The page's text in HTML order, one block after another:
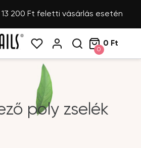
13 200 Ft feletti vásárlás esetén
0
0 Ft
poly zselék